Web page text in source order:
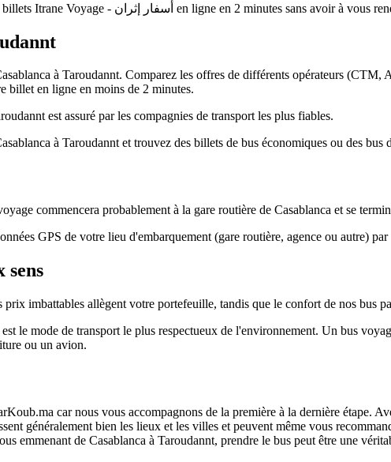
billets Itrane Voyage - أسفار إثران en ligne en 2 minutes sans avoir à vous
à Taroudannt. Comparez les offres de différents opérateurs
billet en ligne en moins de 2 minutes.
est assuré par les compagnies de transport les plus fiables.
à Taroudannt et trouvez des billets de bus économiques ou des bus
commencera probablement à la gare routière de Casablanca et se
GPS de votre lieu d'embarquement (gare routière, agence ou autre)
sens
imbattables allègent votre portefeuille, tandis que le confort de nos bus
le mode de transport le plus respectueux de l'environnement. Un bus
ou un avion.
car nous vous accompagnons de la première à la dernière étape.
généralement bien les lieux et les villes et peuvent même vous
emmenant de Casablanca à Taroudannt, prendre le bus peut être une